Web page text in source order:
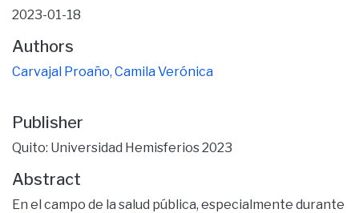
2023-01-18
Authors
Carvajal Proaño, Camila Verónica
Publisher
Quito: Universidad Hemisferios 2023
Abstract
En el campo de la salud pública, especialmente durante